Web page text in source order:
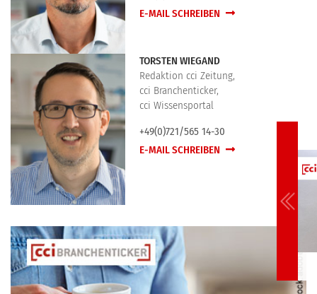
E-MAIL SCHREIBEN
TORSTEN WIEGAND
Redaktion cci Zeitung,
cci Branchenticker,
cci Wissensportal
+49(0)721/565 14-30
E-MAIL SCHREIBEN